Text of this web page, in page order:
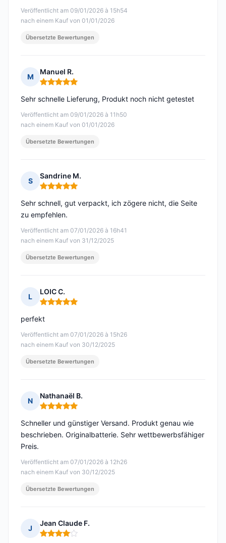
Veröffentlicht am 09/01/2026 à 15h54
nach einem Kauf von 01/01/2026
Übersetzte Bewertungen
M
Manuel R.
Hinweis: 5 von 5
Veröffentlicht am 09/01/2026 à 11h50
nach einem Kauf von 01/01/2026
Sehr schnelle Lieferung, Produkt noch nicht getestet
Übersetzte Bewertungen
S
Sandrine M.
Hinweis: 5 von 5
Veröffentlicht am 07/01/2026 à 16h41
nach einem Kauf von 31/12/2025
Sehr schnell, gut verpackt, ich zögere nicht, die Seite
zu empfehlen.
Übersetzte Bewertungen
L
LOIC C.
Hinweis: 5 von 5
Veröffentlicht am 07/01/2026 à 15h26
nach einem Kauf von 30/12/2025
perfekt
Übersetzte Bewertungen
N
Nathanaël B.
Hinweis: 5 von 5
Veröffentlicht am 07/01/2026 à 12h26
nach einem Kauf von 30/12/2025
Schneller und günstiger Versand. Produkt genau wie
beschrieben. Originalbatterie. Sehr wettbewerbsfähiger
Preis.
Übersetzte Bewertungen
J
Jean Claude F.
Hinweis: 4 von 5